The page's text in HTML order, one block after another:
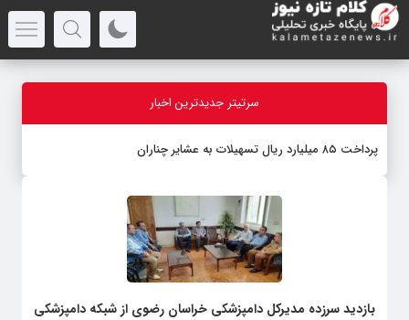
سرتیتر جدیدترین اخبار
پرداخت ۸۵ میلیارد ریال تسهیلات به عشایر چناران
بازدید سرزده مدیرکل دامپزشکی خراسان رضوی از شبکه دامپزشکی